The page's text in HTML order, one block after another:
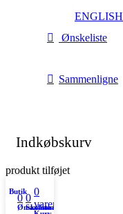
ENGLISH
Ønskeliste
Sammenligne
Indkøbskurv
Butik
0
Ønskeliste
0
Sammenligne
0
varer
produkt tilføjet